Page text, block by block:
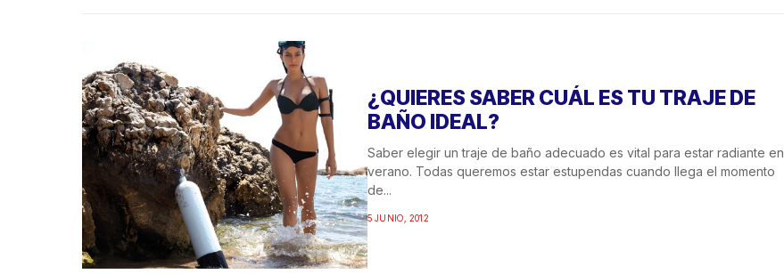
¿QUIERES SABER CUÁL ES TU TRAJE DE
BAÑO IDEAL?
Saber elegir un traje de baño adecuado es vital para estar radiante en
verano. Todas queremos estar estupendas cuando llega el momento
de...
5 JUNIO, 2012